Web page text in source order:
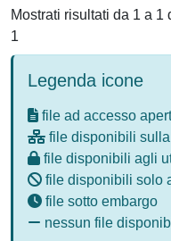
Mostrati risultati da 1 a 1
1
Legenda icone
file ad accesso
file disponibili
file disponibili agli
file disponibili solo
file sotto embargo
nessun file